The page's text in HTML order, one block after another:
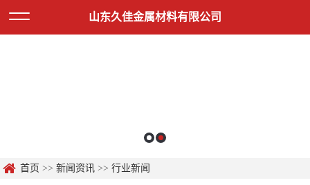
山东久佳金属材料有限公司
首页 >>新闻资讯 >>行业新闻